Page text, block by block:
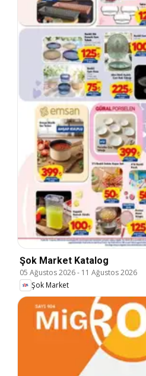
Şok Market Katalog
05 Ağustos 2026- 11 Ağustos 2026
Şok Market